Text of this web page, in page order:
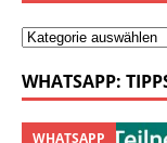
WHATSAPP:
WHATSAPP